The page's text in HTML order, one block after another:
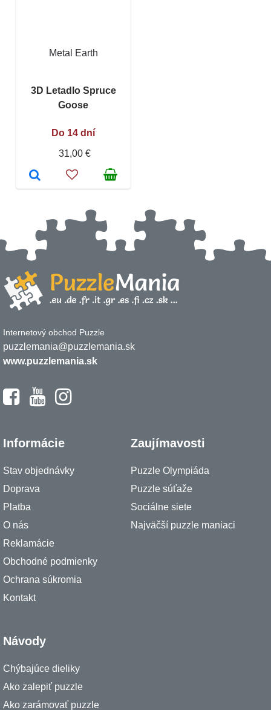
Metal Earth
3D Letadlo Spruce
Goose
Do 14 dní
31,00 €
Internetový obchod Puzzle
puzzlemania@puzzlemania.sk
www.puzzlemania.sk
Informácie
Stav objednávky
Doprava
Platba
O nás
Reklamácie
Obchodné podmienky
Ochrana súkromia
Kontakt
Zaujímavosti
Puzzle Olympiáda
Puzzle súťaže
Sociálne siete
Najväčší puzzle maniaci
Návody
Chýbajúce dieliky
Ako zalepiť puzzle
Ako zarámovať puzzle